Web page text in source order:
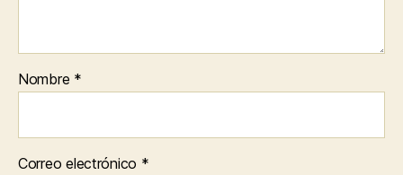
Nombre *
Correo electrónico *